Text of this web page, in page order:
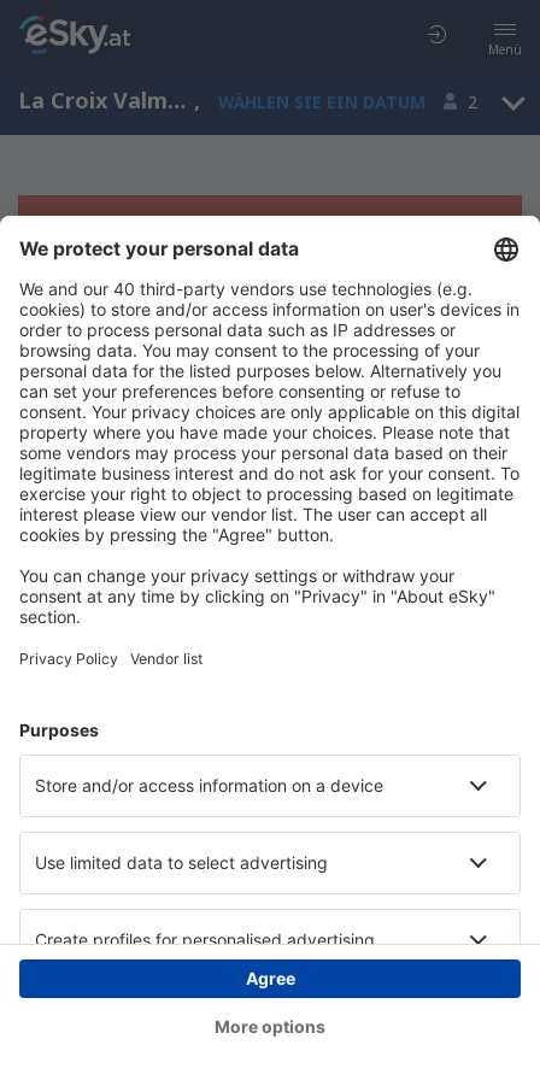
Menü
La Croix Valmer, Provence-Alpes-Côte d’Azur, Frankreich , WÄHLEN SIE EIN DATUM 2
Es tut uns leid, wir können keine
Ergebnisse aufzeigen
Bitte starten Sie Ihre Suche erneut mit anderen Suchkriterien.
Copyright © eSky.at. Alle Rechte vorbehalten.